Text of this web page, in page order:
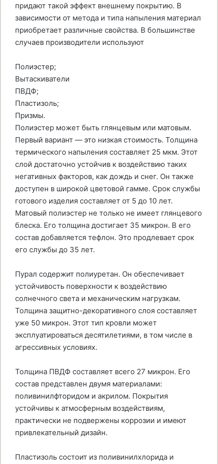
придают такой эффект внешнему покрытию. В
зависимости от метода и типа напыления материал
приобретает различные свойства. В большинстве
случаев производители используют
Полиэстер;
Вытаскиватели
ПВДФ;
Пластизоль;
Призмы.
Полиэстер может быть глянцевым или матовым.
Первый вариант — это низкая стоимость. Толщина
термического напыления составляет 25 мкм. Этот
слой достаточно устойчив к воздействию таких
негативных факторов, как дождь и снег. Он также
доступен в широкой цветовой гамме. Срок службы
готового изделия составляет от 5 до 10 лет.
Матовый полиэстер не только не имеет глянцевого
блеска. Его толщина достигает 35 микрон. В его
состав добавляется тефлон. Это продлевает срок
его службы до 35 лет.
Пурал содержит полиуретан. Он обеспечивает
устойчивость поверхности к воздействию
солнечного света и механическим нагрузкам.
Толщина защитно-декоративного слоя составляет
уже 50 микрон. Этот тип кровли может
эксплуатироваться десятилетиями, в том числе в
агрессивных условиях.
Толщина ПВДФ составляет всего 27 микрон. Его
состав представлен двумя материалами:
поливинилфторидом и акрилом. Покрытия
устойчивы к атмосферным воздействиям,
практически не подвержены коррозии и имеют
привлекательный дизайн.
Пластизоль состоит из поливинилхлорида и